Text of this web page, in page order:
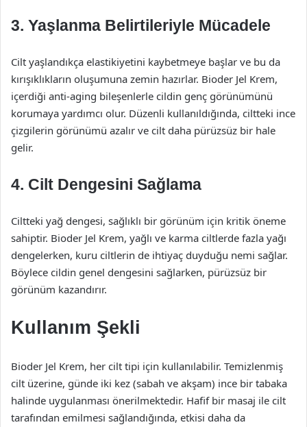
3. Yaşlanma Belirtileriyle Mücadele
Cilt yaşlandıkça elastikiyetini kaybetmeye başlar ve bu da
kırışıklıkların oluşumuna zemin hazırlar. Bioder Jel Krem,
içerdiği anti-aging bileşenlerle cildin genç görünümünü
korumaya yardımcı olur. Düzenli kullanıldığında, ciltteki ince
çizgilerin görünümü azalır ve cilt daha pürüzsüz bir hale
gelir.
4. Cilt Dengesini Sağlama
Ciltteki yağ dengesi, sağlıklı bir görünüm için kritik öneme
sahiptir. Bioder Jel Krem, yağlı ve karma ciltlerde fazla yağı
dengelerken, kuru ciltlerin de ihtiyaç duyduğu nemi sağlar.
Böylece cildin genel dengesini sağlarken, pürüzsüz bir
görünüm kazandırır.
Kullanım Şekli
Bioder Jel Krem, her cilt tipi için kullanılabilir. Temizlenmiş
cilt üzerine, günde iki kez (sabah ve akşam) ince bir tabaka
halinde uygulanması önerilmektedir. Hafif bir masaj ile cilt
tarafından emilmesi sağlandığında, etkisi daha da